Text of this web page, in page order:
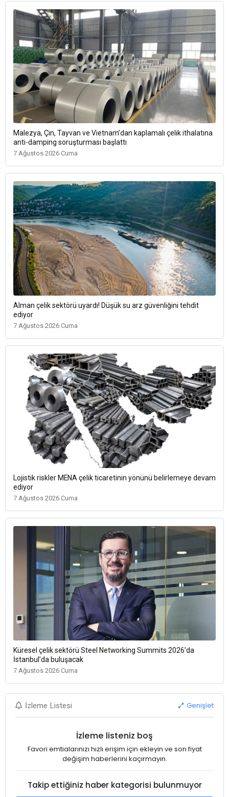
Malezya, Çin, Tayvan ve Vietnam’dan kaplamalı çelik ithalatına
anti-damping soruşturması başlattı
7 Ağustos 2026 Cuma
Alman çelik sektörü uyardı! Düşük su arz güvenliğini tehdit
ediyor
7 Ağustos 2026 Cuma
Lojistik riskler MENA çelik ticaretinin yönünü belirlemeye devam
ediyor
7 Ağustos 2026 Cuma
Küresel çelik sektörü Steel Networking Summits 2026’da
İstanbul’da buluşacak
7 Ağustos 2026 Cuma
İzleme Listesi Genişlet
İzleme listeniz boş
Favori emtialarınızı hızlı erişim için ekleyin ve son fiyat
değişim haberlerini kaçırmayın.
Takip ettiğiniz haber kategorisi bulunmuyor